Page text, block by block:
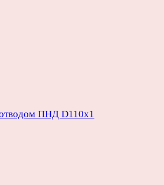
ПНД D110х1